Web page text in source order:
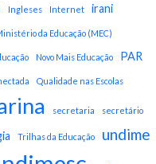
Ingleses Internet irani
da Educação (MEC)
Novo Mais Educação PAR
Qualidade nas Escolas
secretaria secretário
Trilhas da Educação
undime